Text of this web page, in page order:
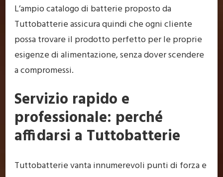
L’ampio catalogo di batterie proposto da
Tuttobatterie assicura quindi che ogni cliente
possa trovare il prodotto perfetto per le proprie
esigenze di alimentazione, senza dover scendere
a compromessi.
Servizio rapido e
professionale: perché
affidarsi a Tuttobatterie
Tuttobatterie vanta innumerevoli punti di forza e